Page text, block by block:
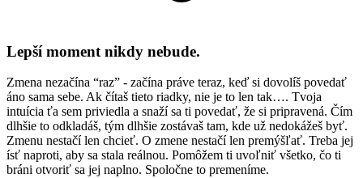
Lepší moment nikdy nebude.
Zmena nezačína “raz” - začína práve teraz, keď si dovolíš povedať
áno sama sebe. Ak čítaš tieto riadky, nie je to len tak…. Tvoja
intuícia ťa sem priviedla a snaží sa ti povedať, že si pripravená. Čím
dlhšie to odkladáš, tým dlhšie zostávaš tam, kde už nedokážeš byť.
Zmenu nestačí len chcieť. O zmene nestačí len premýšľať. Treba jej
ísť naproti, aby sa stala reálnou. Pomôžem ti uvoľniť všetko, čo ti
bráni otvoriť sa jej naplno. Spoločne to premeníme.